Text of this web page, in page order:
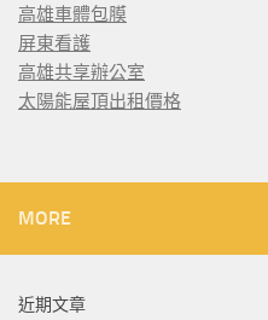
高雄車體包膜
屏東看護
高雄共享辦公室
太陽能屋頂出租價格
MORE
近期文章